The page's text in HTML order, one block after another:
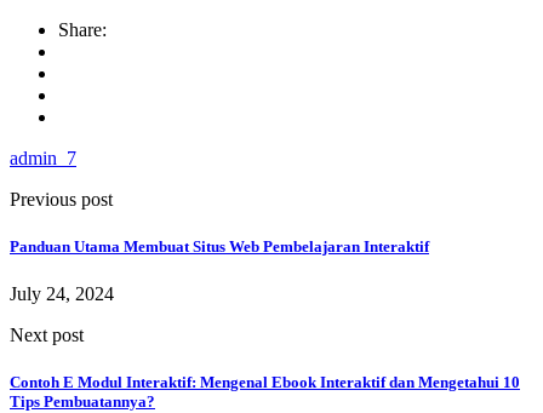
Share:
admin_7
Previous post
Panduan Utama Membuat Situs Web Pembelajaran Interaktif
July 24, 2024
Next post
Contoh E Modul Interaktif: Mengenal Ebook Interaktif dan Mengetahui 10
Tips Pembuatannya?